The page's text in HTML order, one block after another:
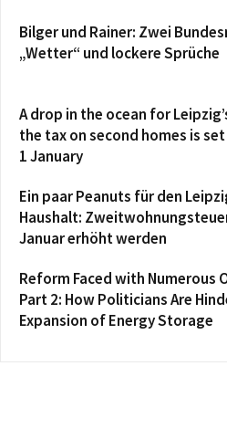
Bilger und Rainer: Zwei
„Wetter“ und lockere Sprüche
A drop in the ocean for
the tax on second homes is
1 January
Ein paar Peanuts für den
Haushalt:
Januar erhöht werden
Reform Faced with Numerous
Part 2: How Politicians Are
Expansion of Energy Storage